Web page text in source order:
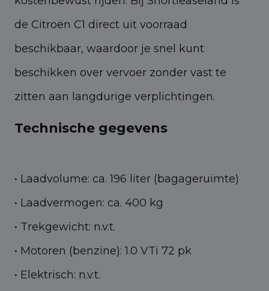
de Citroën C1 direct uit voorraad
beschikbaar, waardoor je snel kunt
beschikken over vervoer zonder vast te
zitten aan langdurige verplichtingen.
Technische gegevens
• Laadvolume: ca. 196 liter (bagageruimte)
• Laadvermogen: ca. 400 kg
• Trekgewicht: n.v.t.
• Motoren (benzine): 1.0 VTi 72 pk
• Elektrisch: n.v.t.